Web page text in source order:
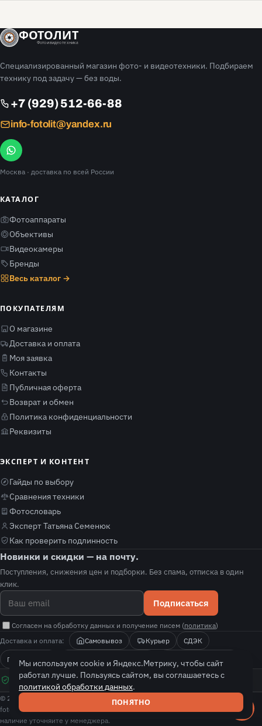
ФОТОЛИТ
Фото и видео техника
Специализированный магазин фото- и видеотехники. Подбираем
технику под задачу — без воды.
+7 (929) 512-66-88
info-fotolit@yandex.ru
Москва · доставка по всей России
КАТАЛОГ
Фотоаппараты
Объективы
Видеокамеры
Бренды
Весь каталог →
ПОКУПАТЕЛЯМ
О магазине
Доставка и оплата
Моя заявка
Контакты
Публичная оферта
Возврат и обмен
Политика конфиденциальности
Реквизиты
ЭКСПЕРТ И КОНТЕНТ
Гайды по выбору
Сравнения техники
Фотословарь
Эксперт Татьяна Семенюк
Как проверить подлинность
Новинки и скидки — на почту.
Поступления, снижения цен и подборки. Без спама, отписка в один
клик.
Подписаться
Согласен на обработку данных и получение писем (политика)
Доставка и оплата: Самовывоз Курьер
СДЭК
Почта России
Оплата при получении
Безналичный расчёт
проверяем оригинальность · гарантия нашего магазина (РФ) · не серый
импорт · покажем, как проверить подлинность
© 2026 fotolit. Все права защищены.
fotolit — независимый магазин-реселлер с собственной гарантией. Цены и
наличие уточняйте у менеджера.
Мы используем cookie и Яндекс.Метрику, чтобы сайт
работал лучше. Пользуясь сайтом, вы соглашаетесь с
политикой обработки данных.
ПОНЯТНО